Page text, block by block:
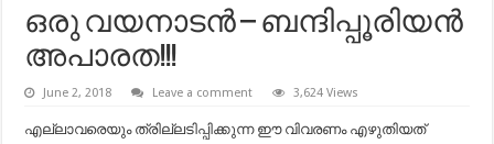
ഒരു വയനാടൻ – ബന്ദിപ്പൂരിയൻ
അപാരത!!!
June 2, 2018 Leave a comment 3,624 Views
എല്ലാവരെയും ത്രില്ലടിപ്പിക്കുന്ന ഈ വിവരണം എഴുതിയത്